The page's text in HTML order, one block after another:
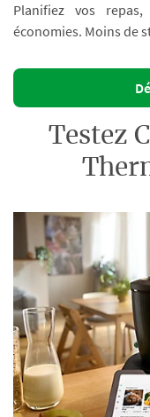
Planifiez vos
économies. Moins de
Testez